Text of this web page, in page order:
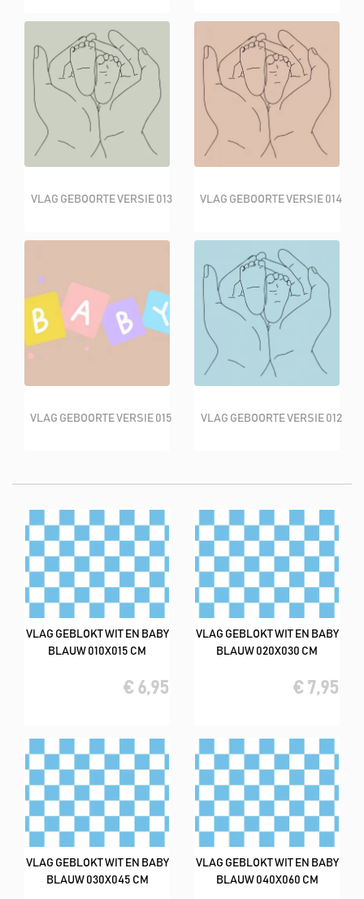
VLAG GEBOORTE VERSIE 013 VLAG GEBOORTE VERSIE 014
VLAG GEBOORTE VERSIE 015 VLAG GEBOORTE VERSIE 012
VLAG GEBLOKT WIT EN BABY
BLAUW 010X015 CM
€ 6,95
VLAG GEBLOKT WIT EN BABY
BLAUW 020X030 CM
€ 7,95
VLAG GEBLOKT WIT EN BABY
BLAUW 030X045 CM
VLAG GEBLOKT WIT EN BABY
BLAUW 040X060 CM